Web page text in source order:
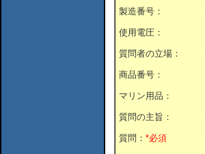
製造番号：
使用電圧：
質問者の立場：
商品番号：
マリン用品：
質問の主旨：
質問： *必須